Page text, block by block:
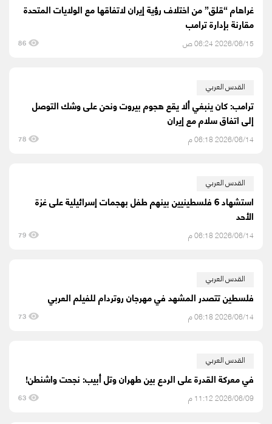
غراهام “قلق” من اختلاف رؤية إيران لاتفاقها مع الولايات المتحدة
مقارنة بإدارة ترامب
2026/06/15 06:24 ص 86
القدس العربي
ترامب: كان ينبغي ألا يقع هجوم بيروت ونحن على وشك التوصل
إلى اتفاق سلام مع إيران
2026/06/14 06:18 م 78
القدس العربي
استشهاد 6 فلسطينيين بينهم طفل بهجمات إسرائيلية على غزة
الأحد
2026/06/14 06:18 م 79
القدس العربي
فلسطين تتصدر المشهد في مهرجان روتردام للفيلم العربي
2026/06/14 06:18 م 73
القدس العربي
في معركة القدرة على الردع بين طهران وتل أبيب: نجحت واشنطن!
2026/06/09 11:12 م 63